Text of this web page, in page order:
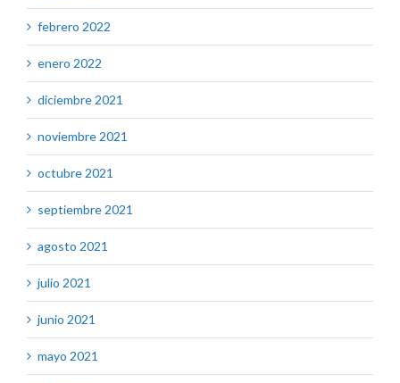
febrero 2022
enero 2022
diciembre 2021
noviembre 2021
octubre 2021
septiembre 2021
agosto 2021
julio 2021
junio 2021
mayo 2021